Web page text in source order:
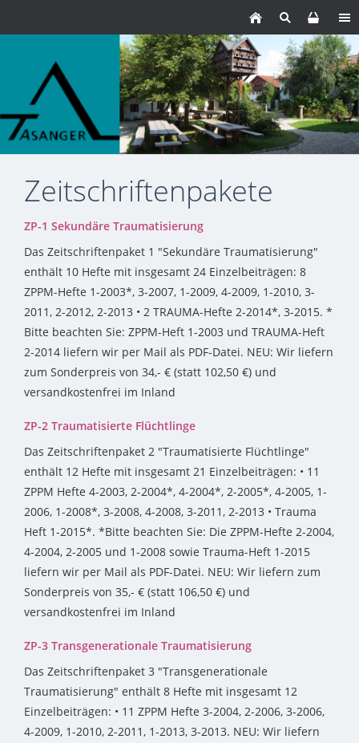
Zeitschriftenpakete
ZP-1 Sekundäre Traumatisierung
Das Zeitschriftenpaket 1 "Sekundäre Traumatisierung"
enthält 10 Hefte mit insgesamt 24 Einzelbeiträgen: 8
ZPPM-Hefte 1-2003*, 3-2007, 1-2009, 4-2009, 1-2010, 3-
2011, 2-2012, 2-2013 • 2 TRAUMA-Hefte 2-2014*, 3-2015. *
Bitte beachten Sie: ZPPM-Heft 1-2003 und TRAUMA-Heft
2-2014 liefern wir per Mail als PDF-Datei. NEU: Wir liefern
zum Sonderpreis von 34,- € (statt 102,50 €) und
versandkostenfrei im Inland
ZP-2 Traumatisierte Flüchtlinge
Das Zeitschriftenpaket 2 "Traumatisierte Flüchtlinge"
enthält 12 Hefte mit insgesamt 21 Einzelbeiträgen: • 11
ZPPM Hefte 4-2003, 2-2004*, 4-2004*, 2-2005*, 4-2005, 1-
2006, 1-2008*, 3-2008, 4-2008, 3-2011, 2-2013 • Trauma
Heft 1-2015*. *Bitte beachten Sie: Die ZPPM-Hefte 2-2004,
4-2004, 2-2005 und 1-2008 sowie Trauma-Heft 1-2015
liefern wir per Mail als PDF-Datei. NEU: Wir liefern zum
Sonderpreis von 35,- € (statt 106,50 €) und
versandkostenfrei im Inland
ZP-3 Transgenerationale Traumatisierung
Das Zeitschriftenpaket 3 "Transgenerationale
Traumatisierung" enthält 8 Hefte mit insgesamt 12
Einzelbeiträgen: • 11 ZPPM Hefte 3-2004, 2-2006, 3-2006,
4-2009, 1-2010, 2-2011, 1-2013, 3-2013. NEU: Wir liefern